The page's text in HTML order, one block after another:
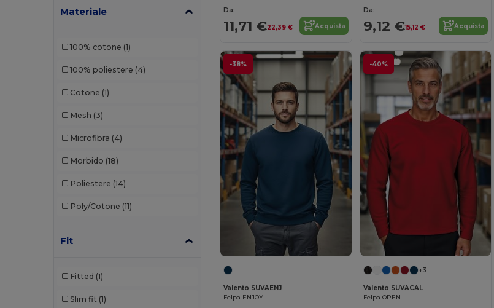
Just Cool
Kariban (61)
Kariban Premium (12)
Larkwood
Lee (1)
Les Filosophes
Malfini (24)
Malfini Premium
Mantis (8)
Neoblu (6)
Neutral (12)
Materiale
100% cotone (1)
100% poliestere (4)
Cotone (1)
Mesh (3)
Microfibra (4)
Morbido (18)
Poliestere (14)
Poly/Cotone (11)
Fit
Fitted (1)
Slim fit (1)
Da:
11,71 €22,39 € Acquista
Da:
9,12 €15,12 € Acquista
-38%
Valento SUVAENJ
Felpa ENJOY
-40%
+3
Valento SUVACAL
Felpa OPEN